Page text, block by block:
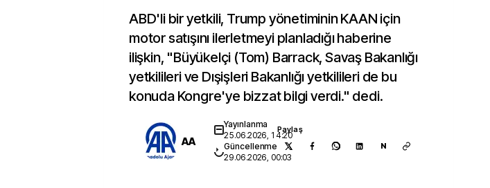
ABD'li bir yetkili, Trump yönetiminin KAAN için
motor satışını ilerletmeyi planladığı haberine
ilişkin, "Büyükelçi (Tom) Barrack, Savaş Bakanlığı
yetkilileri ve Dışişleri Bakanlığı yetkilileri de bu
konuda Kongre'ye bizzat bilgi verdi." dedi.
AA
Yayınlanma
25.06.2026, 14:20
Güncellenme
29.06.2026, 00:03
Paylaş
N